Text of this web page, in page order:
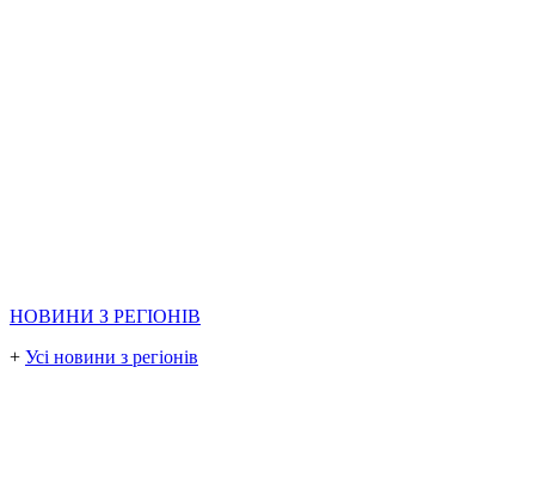
НОВИНИ З РЕГІОНІВ
+ Усі новини з регіонів